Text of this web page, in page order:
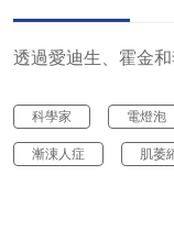
透過愛迪生、霍金
科學家 電燈泡
漸涷人症 肌萎